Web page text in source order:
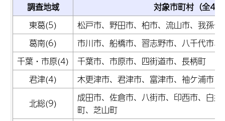
調査地域
対象市町村（全47
東葛(5)
松戸市、野田市、柏市、流山市、我孫子
葛南(6)
市川市、船橋市、習志野市、八千代市
千葉・市原(4)
千葉市、市原市、四街道市、長柄町
君津(4)
木更津市、君津市、富津市、袖ケ浦市
北総(9)
成田市、佐倉市、八街市、印西市、白
町、芝山町